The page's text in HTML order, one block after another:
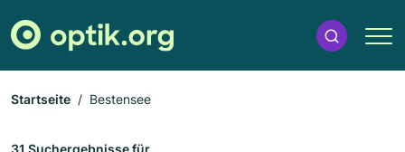
Startseite Bestensee
31 Suchergebnisse für